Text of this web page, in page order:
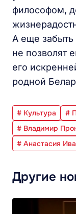
философом,
А еще забыть
не позволят
его
родной
# Культура #
# Владимир
# Анастасия
Другие